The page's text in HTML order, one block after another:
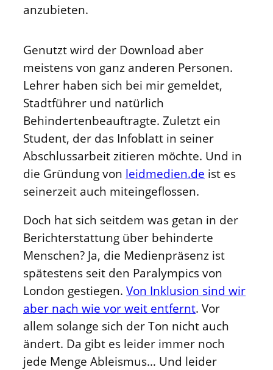
anzubieten.
Genutzt wird der Download aber
meistens von ganz anderen Personen.
Lehrer haben sich bei mir gemeldet,
Stadtführer und natürlich
Behindertenbeauftragte. Zuletzt ein
Student, der das Infoblatt in seiner
Abschlussarbeit zitieren möchte. Und in
die Gründung von leidmedien.de ist es
seinerzeit auch miteingeflossen.
Doch hat sich seitdem was getan in der
Berichterstattung über behinderte
Menschen? Ja, die Medienpräsenz ist
spätestens seit den Paralympics von
London gestiegen. Von Inklusion sind wir
aber nach wie vor weit entfernt. Vor
allem solange sich der Ton nicht auch
ändert. Da gibt es leider immer noch
jede Menge Ableismus… Und leider